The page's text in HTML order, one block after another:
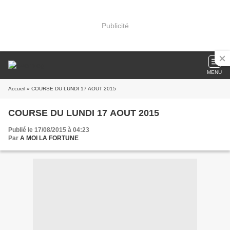
Publicité
MENU
Accueil » COURSE DU LUNDI 17 AOUT 2015
COURSE DU LUNDI 17 AOUT 2015
Publié le 17/08/2015 à 04:23
Par A MOI LA FORTUNE